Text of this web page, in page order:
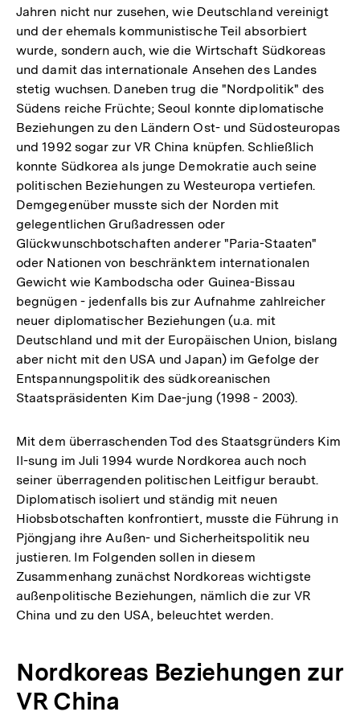
Jahren nicht nur zusehen, wie Deutschland vereinigt
und der ehemals kommunistische Teil absorbiert
wurde, sondern auch, wie die Wirtschaft Südkoreas
und damit das internationale Ansehen des Landes
stetig wuchsen. Daneben trug die "Nordpolitik" des
Südens reiche Früchte; Seoul konnte diplomatische
Beziehungen zu den Ländern Ost- und Südosteuropas
und 1992 sogar zur VR China knüpfen. Schließlich
konnte Südkorea als junge Demokratie auch seine
politischen Beziehungen zu Westeuropa vertiefen.
Demgegenüber musste sich der Norden mit
gelegentlichen Grußadressen oder
Glückwunschbotschaften anderer "Paria-Staaten"
oder Nationen von beschränktem internationalen
Gewicht wie Kambodscha oder Guinea-Bissau
begnügen - jedenfalls bis zur Aufnahme zahlreicher
neuer diplomatischer Beziehungen (u.a. mit
Deutschland und mit der Europäischen Union, bislang
aber nicht mit den USA und Japan) im Gefolge der
Entspannungspolitik des südkoreanischen
Staatspräsidenten Kim Dae-jung (1998 - 2003).
Mit dem überraschenden Tod des Staatsgründers Kim
Il-sung im Juli 1994 wurde Nordkorea auch noch
seiner überragenden politischen Leitfigur beraubt.
Diplomatisch isoliert und ständig mit neuen
Hiobsbotschaften konfrontiert, musste die Führung in
Pjöngjang ihre Außen- und Sicherheitspolitik neu
justieren. Im Folgenden sollen in diesem
Zusammenhang zunächst Nordkoreas wichtigste
außenpolitische Beziehungen, nämlich die zur VR
China und zu den USA, beleuchtet werden.
Nordkoreas Beziehungen zur
VR China